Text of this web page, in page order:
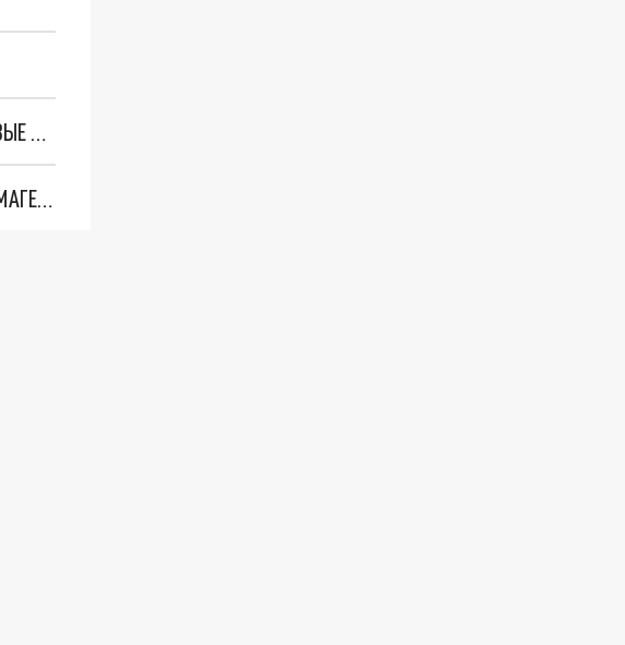
"ОЧЕНЬ ПЛОХИЕ НОВОСТИ": БОЛЬШАЯ ОШИБКА PALANTIR В РОССИИ. СТРАНЫ НАТО ВПЕРВЫЕ ЗА СВО ОСТАНОВИЛИ ПОСТАВКИ ОРУЖИЯ. ВСУ ТЕРЯЮТ ПРИГРАНИЧЬЕ?
ТРИ ГЛАВНЫХ ИНСАЙДА ОБ СВО. ОТМЕНА МОБИЛИЗАЦИИ И ВОЗВРАЩЕНИЕ "ГЕНЕРАЛА АРМАГЕДДОНА"? ОТЛИЧНЫЕ НОВОСТИ, КОТОРЫЕ ЖДАЛИ ВСЕ